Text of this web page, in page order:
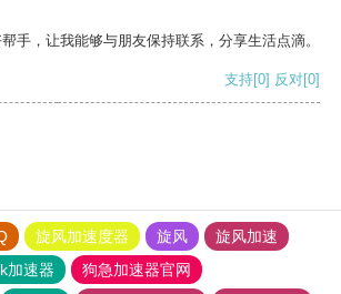
手，让我能够与朋友保持联系，分享生活点滴。
支持[0] 反对[0]
旋风加速度器 旋风
旋风加速
加速器 狗急加速器官网